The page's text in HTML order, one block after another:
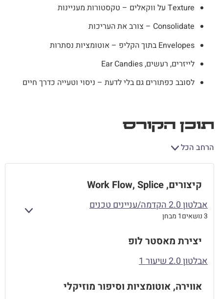
Texture על ווקאלים – טקסטורות מעניינות
Consolidate – צורב את העריכות
Envelopes בתוך הקליפ – אוטומציות נסתרות
לייזרים, רעשים, Ear Candies
לסובב כפתורים גם בלי לדעת – ניסוי וטעייה כדרך חיים
תוכן הקורס
הרחב הכל
קיצורים, Work Flow, Splice
אבלטון 2.0 הקדמה/עניינים טכנים
3 נושאים 1 מבחן
יצירת מאסטר לופ
אבלטון 2.0 שיעור 1
אווירה, אוטומציות וסיפור מוזיקלי